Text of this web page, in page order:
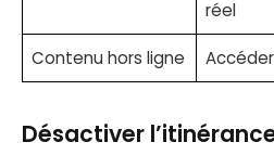
réel
Contenu hors ligne
Désactiver